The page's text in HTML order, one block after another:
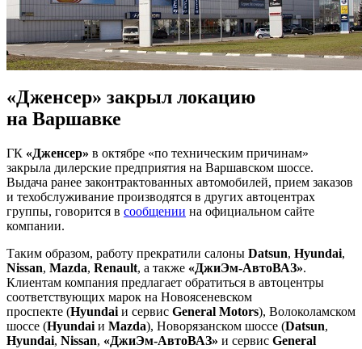
«Дженсер» закрыл локацию
на Варшавке
ГК «Дженсер» в октябре «по техническим причинам»
закрыла дилерские предприятия на Варшавском шоссе.
Выдача ранее законтрактованных автомобилей, прием заказов
и техобслуживание производятся в других автоцентрах
группы, говорится в сообщении на официальном сайте
компании.
Таким образом, работу прекратили салоны Datsun, Hyundai,
Nissan, Mazda, Renault, а также «ДжиЭм-АвтоВАЗ».
Клиентам компания предлагает обратиться в автоцентры
соответствующих марок на Новоясеневском
проспекте (Hyundai и сервис General Motors), Волоколамском
шоссе (Hyundai и Mazda), Новорязанском шоссе (Datsun,
Hyundai, Nissan, «ДжиЭм-АвтоВАЗ» и сервис General